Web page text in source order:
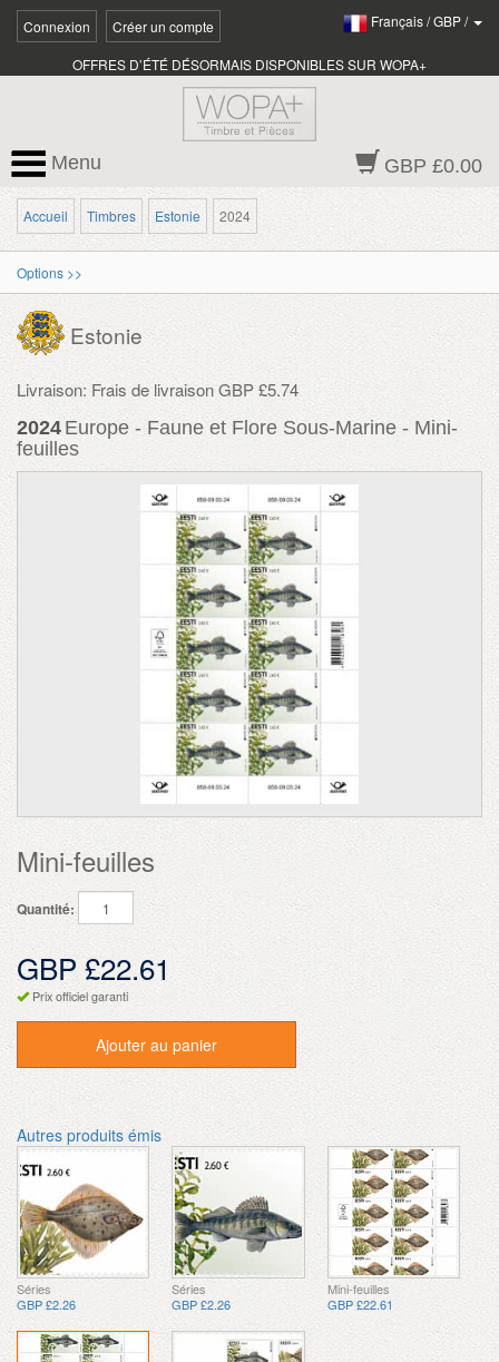
Connexion Créer un compte Français/GBP/
OFFRES D’ÉTÉ DÉSORMAIS DISPONIBLES SUR WOPA+
GBP £0.00
Menu
Accueil Timbres Estonie 2024
Options >>
Estonie
Livraison: Frais de livraison GBP £5.74
2024 Europe - Faune et Flore Sous-Marine - Mini-
feuilles
Mini-feuilles
Quantité:
GBP £22.61
Prix officiel garanti
Ajouter au panier
Autres produits émis
Séries
GBP £2.26
Séries
GBP £2.26
Mini-feuilles
GBP £22.61